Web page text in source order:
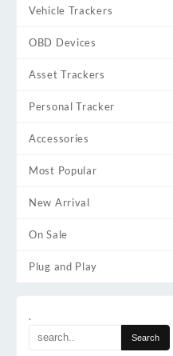
Vehicle Trackers
OBD Devices
Asset Trackers
Personal Tracker
Accessories
Most Popular
New Arrival
On Sale
Plug and Play
.